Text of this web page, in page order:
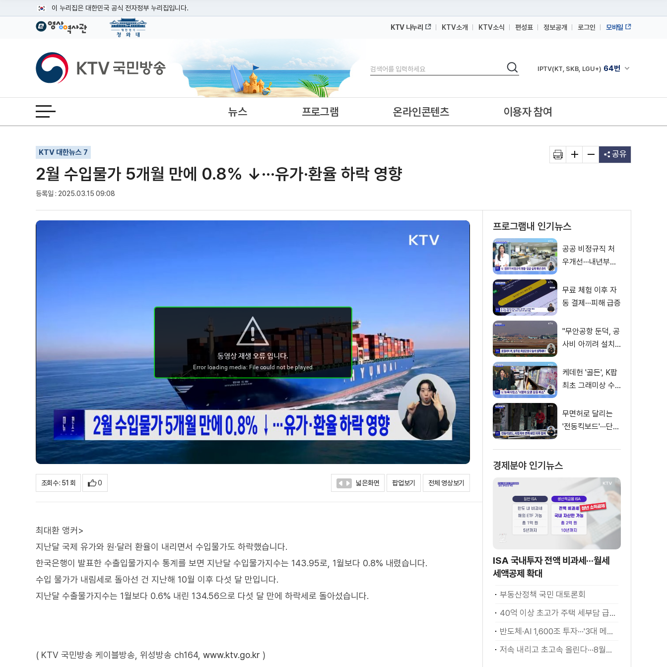
이 누리집은 대한민국 공식 전자정부 누리집입니다.
공식 누리집 주소 확인하기
이밖에 or.kr 또는 .kr등 다른 도메인 주소를 사용하고 있다면 아래 URL에서 도메인 주소를 확인해 보세요
운영중인 공식 누리집보기
KTV 나누리 KTV소개 KTV소식 편성표 정보공개 로그인 모바일
KTV국민방송
검색
검색 채널안내 펼쳐
IPTV(KT, SKB, LGU+) 64번
스카이라이프
전체메뉴 열기 뉴스 프로그램 온라인콘텐츠 이용자 참여
KTV 대한뉴스 7
2월 수입물가 5개월 만에 0.8% ↓···유가·환율 하락 영향
등록일 : 2025.03.15 09:08
기사인쇄
글자확대
글자축소 공유
조회수 : 51 회 0 넓은화면 팝업보기 전체 영상보기
최대환 앵커>
지난달 국제 유가와 원·달러 환율이 내리면서 수입물가도 하락했습니다.
한국은행이 발표한 수출입물가지수 통계를 보면 지난달 수입물가지수는 143.95로, 1월보다 0.8% 내렸습니다.
수입 물가가 내림세로 돌아선 건 지난해 10월 이후 다섯 달 만입니다.
지난달 수출물가지수는 1월보다 0.6% 내린 134.56으로 다섯 달 만에 하락세로 돌아섰습니다.
( KTV 국민방송 케이블방송, 위성방송 ch164, www.ktv.go.kr )
프로그램내 인기뉴스
공공 비정규직 처
우개선···내년부터
스의 맥]
무료 체험 이후 자
동 결제···피해 급증
"무안공항 둔덕, 공
사비 아끼려 설치···
케데헌 '골든', K팝
최초 그래미상 수
무면허로 달리는
'전동킥보드'···단속
경제분야 인기뉴스
ISA 국내투자 전액 비과세···월세
세액공제 확대
부동산정책 국민 대토론회
40억 이상 초고가 주택 세부담 급증···실수요자 보호 강화
반도체·AI 1,600조 투자···'3대 메가프로젝트' 속도
저속 내리고 초고속 올린다···8월부터 달라지는 전기차 충전요금 [K-정책 사용법]